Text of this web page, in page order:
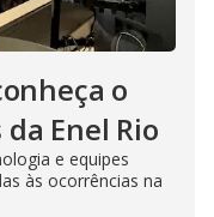
o
Enel Rio
e equipes
às ocorrências na